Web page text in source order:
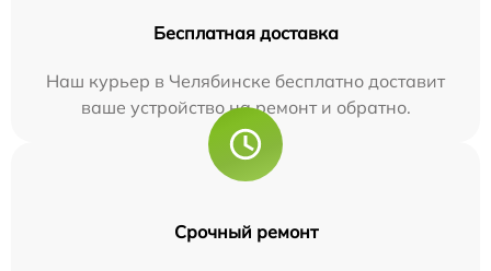
Бесплатная доставка
Наш курьер в Челябинске бесплатно доставит
ваше устройство на ремонт и обратно.
Срочный ремонт